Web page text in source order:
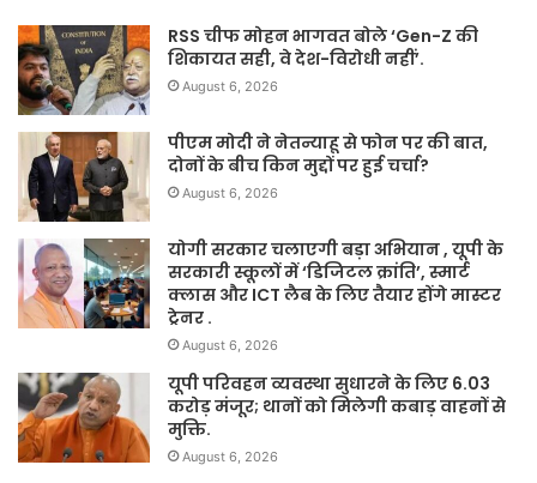
RSS चीफ मोहन भागवत बोले ‘Gen-Z की
शिकायत सही, वे देश-विरोधी नहीं’.
August 6, 2026
पीएम मोदी ने नेतन्याहू से फोन पर की बात,
दोनों के बीच किन मुद्दों पर हुई चर्चा?
August 6, 2026
योगी सरकार चलाएगी बड़ा अभियान , यूपी के
सरकारी स्कूलों में ‘डिजिटल क्रांति’, स्मार्ट
क्लास और ICT लैब के लिए तैयार होंगे मास्टर
ट्रेनर .
August 6, 2026
यूपी परिवहन व्यवस्था सुधारने के लिए 6.03
करोड़ मंजूर; थानों को मिलेगी कबाड़ वाहनों से
मुक्ति.
August 6, 2026